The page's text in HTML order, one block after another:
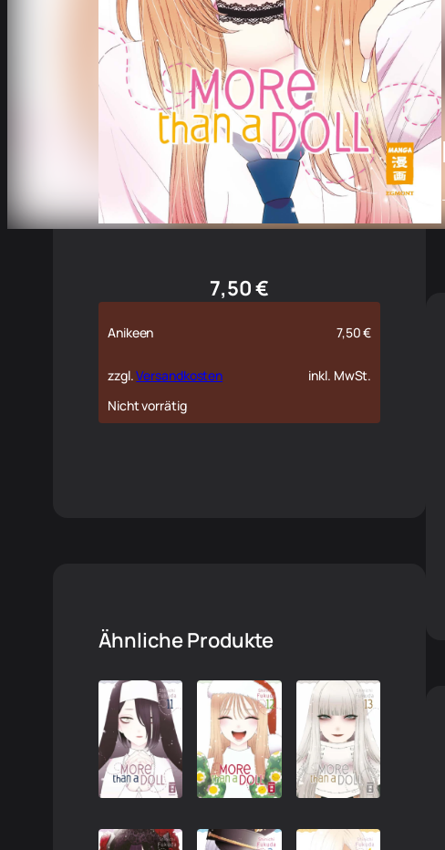
7,50€
Anikeen 7,50€
zzgl.Versandkosten
inkl. MwSt.
Nicht vorrätig
Ähnliche Produkte